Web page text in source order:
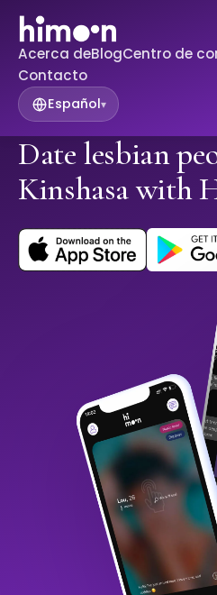
Acerca deBlogCentro de
Contacto
Español▾
Date lesbian
Kinshasa with